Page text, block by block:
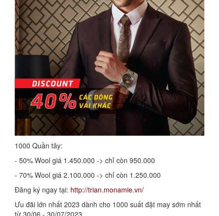
1000 Quần tây:
- 50% Wool giá 1.450.000 -> chỉ còn 950.000
- 70% Wool giá 2.100.000 -> chỉ còn 1.250.000
Đăng ký ngay tại: http://trian.monamie.vn/
Ưu đãi lớn nhất 2023 dành cho 1000 suất đặt may sớm nhất
từ 30/06 - 30/07/2023.